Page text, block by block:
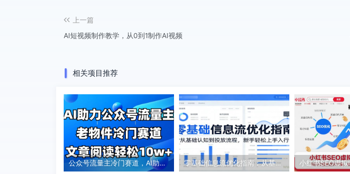
上一篇
AI短视频制作教学，从0到1制作AI视频
相关项目推荐
公众号流量主冷门赛道，AI助力，文章阅读轻松10w+，全流程详细教程 零基础信息流优化指南：从基础认知到投放流程，新手轻松上手入行